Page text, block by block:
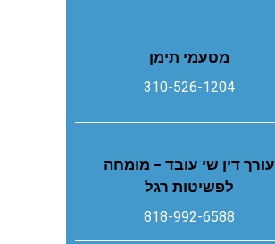
מטעמי תימן
310-526-1204
עורך דין שי עובד – מומחה
לפשיטות רגל
818-992-6588